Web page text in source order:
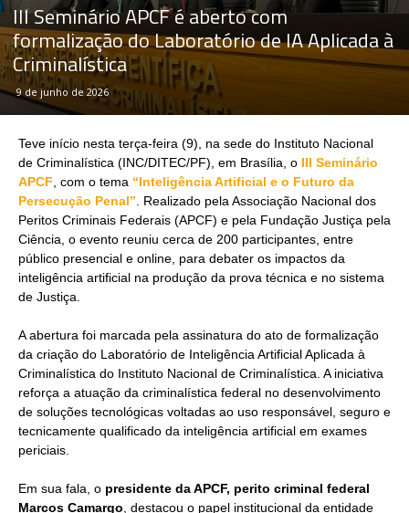
III Seminário APCF é aberto com
formalização do Laboratório de IA Aplicada à
Criminalística
9 de junho de 2026
Teve início nesta terça-feira (9), na sede do Instituto Nacional
de Criminalística (INC/DITEC/PF), em Brasília, o III Seminário
APCF , com o tema “Inteligência Artificial e o Futuro da
Persecução Penal” . Realizado pela Associação Nacional dos
Peritos Criminais Federais (APCF) e pela Fundação Justiça pela
Ciência, o evento reuniu cerca de 200 participantes, entre
público presencial e online, para debater os impactos da
inteligência artificial na produção da prova técnica e no sistema
de Justiça.
A abertura foi marcada pela assinatura do ato de formalização
da criação do Laboratório de Inteligência Artificial Aplicada à
Criminalística do Instituto Nacional de Criminalística. A iniciativa
reforça a atuação da criminalística federal no desenvolvimento
de soluções tecnológicas voltadas ao uso responsável, seguro e
tecnicamente qualificado da inteligência artificial em exames
periciais.
Em sua fala, o presidente da APCF, perito criminal federal
Marcos Camargo , destacou o papel institucional da entidade